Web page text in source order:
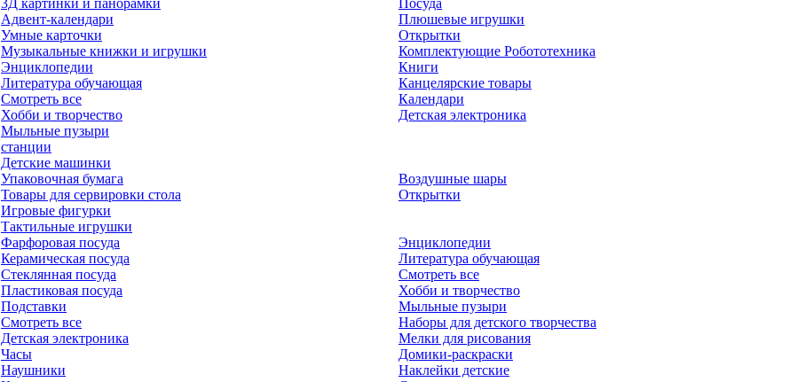
3Д картинки и панорамки
Адвент-календари
Умные карточки
Музыкальные книжки и игрушки
Энциклопедии
Литература обучающая
Смотреть все
Хобби и творчество
Мыльные пузыри
Посуда
Плюшевые игрушки
Открытки
Комплектующие Робототехника
Книги
Канцелярские товары
Календари
Детская электроника
станции
Детские машинки
Упаковочная бумага
Товары для сервировки стола
Воздушные шары
Открытки
Игровые фигурки
Тактильные игрушки
Фарфоровая посуда
Керамическая посуда
Стеклянная посуда
Пластиковая посуда
Подставки
Смотреть все
Детская электроника
Часы
Наушники
Энциклопедии
Литература обучающая
Смотреть все
Хобби и творчество
Мыльные пузыри
Наборы для детского творчества
Мелки для рисования
Домики-раскраски
Наклейки детские